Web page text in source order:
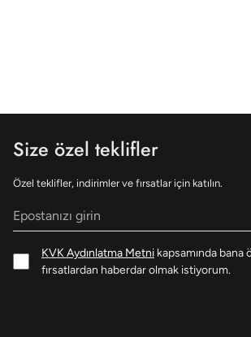
Size özel teklifler
Özel teklifler, indirimler ve fırsatlar için katılın.
KVK Aydınlatma Metni kapsamında bana
fırsatlardan haberdar olmak istiyorum.